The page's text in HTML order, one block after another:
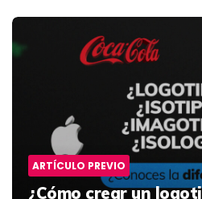
Post
navigation
ARTÍCULO PREVIO
¿Cómo crear un